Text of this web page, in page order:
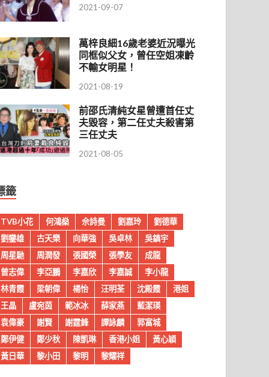
2021-09-07
萬梓良細16歲老婆近況曝光
同框似父女，曾任空姐凍齡
不輸女明星！
2021-08-19
前邵氏清純女星曾遭首任丈
夫毀容，第二任丈夫殺害第
三任丈夫
2021-08-05
籤
TVB小花 何鴻燊 佘詩曼 劉嘉玲
劉德華
劉鑾雄
古天樂 向華強 吳卓林
吳鎮宇
周星馳
周潤發 張國榮 張學友
成龍
曾志偉
李亞鵬 李嘉欣 李嘉誠
李小龍
林青霞
梁朝偉 楊怡 汪明荃 沈殿霞
港姐
王晶
盧宛茵 範冰冰 薛家燕
藍潔瑛
袁偉豪
謝賢 謝霆鋒 譚詠麟
郭富城
鄭伊健
鄭少秋 陳凱琳 香港小姐
黃心穎
黃日華
黎小田 黎明 黎耀祥